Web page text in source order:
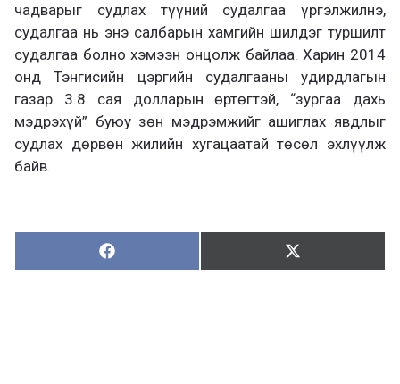
чадварыг судлах түүний судалгаа үргэлжилнэ,
судалгаа нь энэ салбарын хамгийн шилдэг туршилт
судалгаа болно хэмээн онцолж байлаа. Харин 2014
онд Тэнгисийн цэргийн судалгааны удирдлагын
газар 3.8 сая долларын өртөгтэй, “зургаа дахь
мэдрэхүй” буюу зөн мэдрэмжийг ашиглах явдлыг
судлах дөрвөн жилийн хугацаатай төсөл эхлүүлж
байв.
Хуваалцах:
Х
у
Түгээх:
Т
ү